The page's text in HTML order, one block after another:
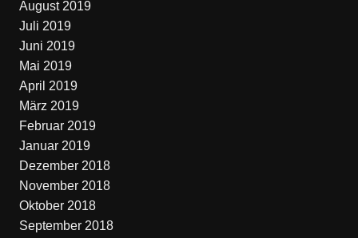
August 2019
Juli 2019
Juni 2019
Mai 2019
April 2019
März 2019
Februar 2019
Januar 2019
Dezember 2018
November 2018
Oktober 2018
September 2018